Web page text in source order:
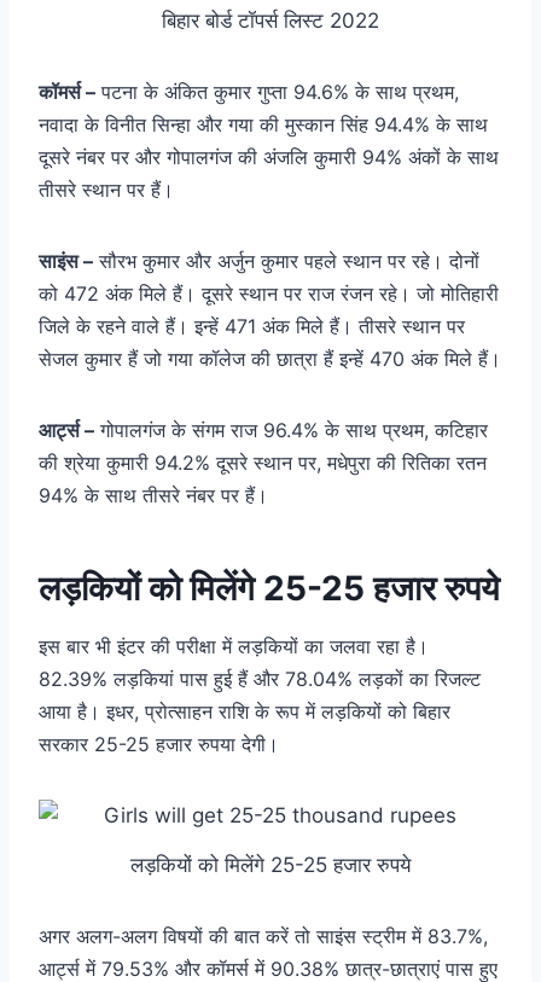
बिहार बोर्ड टॉपर्स लिस्ट 2022
कॉमर्स – पटना के अंकित कुमार गुप्ता 94.6% के साथ प्रथम,
नवादा के विनीत सिन्हा और गया की मुस्कान सिंह 94.4% के साथ
दूसरे नंबर पर और गोपालगंज की अंजलि कुमारी 94% अंकों के साथ
तीसरे स्थान पर हैं।
साइंस – सौरभ कुमार और अर्जुन कुमार पहले स्थान पर रहे। दोनों
को 472 अंक मिले हैं। दूसरे स्थान पर राज रंजन रहे। जो मोतिहारी
जिले के रहने वाले हैं। इन्हें 471 अंक मिले हैं। तीसरे स्थान पर
सेजल कुमार हैं जो गया कॉलेज की छात्रा हैं इन्हें 470 अंक मिले हैं।
आर्ट्स – गोपालगंज के संगम राज 96.4% के साथ प्रथम, कटिहार
की श्रेया कुमारी 94.2% दूसरे स्थान पर, मधेपुरा की रितिका रतन
94% के साथ तीसरे नंबर पर हैं।
लड़कियों को मिलेंगे 25-25 हजार रुपये
इस बार भी इंटर की परीक्षा में लड़कियों का जलवा रहा है।
82.39% लड़कियां पास हुई हैं और 78.04% लड़कों का रिजल्ट
आया है। इधर, प्रोत्साहन राशि के रूप में लड़कियों को बिहार
सरकार 25-25 हजार रुपया देगी।
लड़कियों को मिलेंगे 25-25 हजार रुपये
अगर अलग-अलग विषयों की बात करें तो साइंस स्ट्रीम में 83.7%,
आर्ट्स में 79.53% और कॉमर्स में 90.38% छात्र-छात्राएं पास हुए